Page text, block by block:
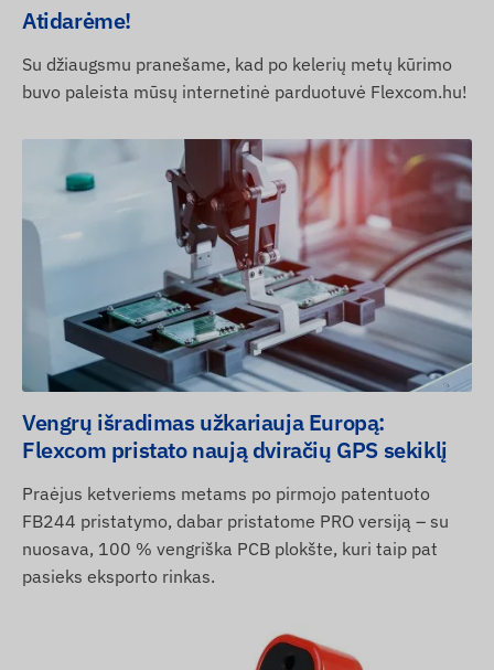
Atidarėme!
Su džiaugsmu pranešame, kad po kelerių metų kūrimo
buvo paleista mūsų internetinė parduotuvė Flexcom.hu!
Vengrų išradimas užkariauja Europą:
Flexcom pristato naują dviračių GPS sekiklį
Praėjus ketveriems metams po pirmojo patentuoto
FB244 pristatymo, dabar pristatome PRO versiją – su
nuosava, 100 % vengriška PCB plokšte, kuri taip pat
pasieks eksporto rinkas.